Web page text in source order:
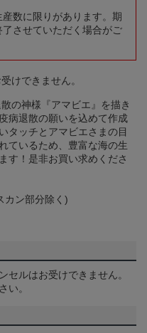
数に限りがあります。期
させていただく場合がご
けできません。
の神様『アマビエ』を描き
病退散の願いを込めて作成
タッチとアマビエさまの目
ているため、豊富な海の生
す！是非お買い求めくださ
ン部分除く)
セルはお受けできません。
い。